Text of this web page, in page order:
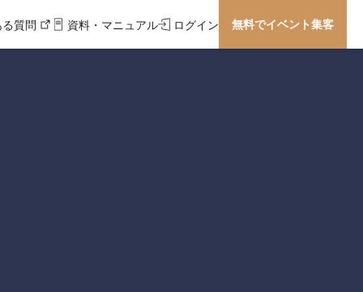
る質問 資料・マニュアル ログイン 無料でイベント集客